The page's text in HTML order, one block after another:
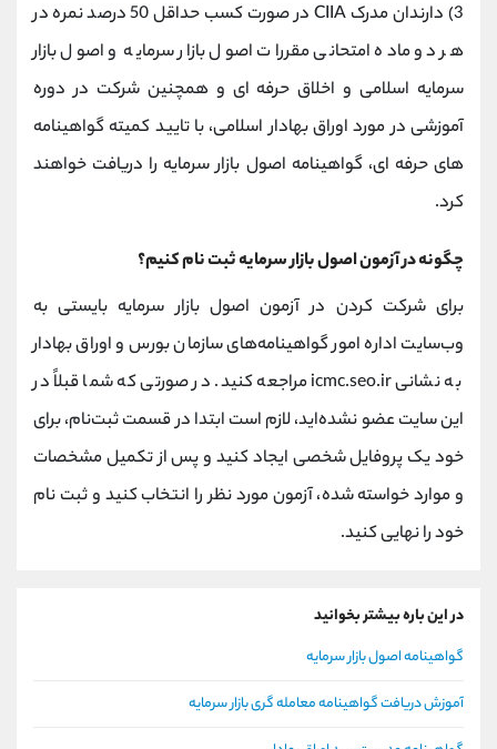
3) دارندان مدرک CIIA در صورت کسب حداقل 50 درصد نمره در
هر دو ماده امتحانی مقررات اصول بازار سرمایه و اصول بازار
سرمایه اسلامی و اخلاق حرفه ای و همچنین شرکت در دوره
آموزشی در مورد اوراق بهادار اسلامی، با تایید کمیته گواهینامه
های حرفه ای، گواهینامه اصول بازار سرمایه را دریافت خواهند
کرد.
چگونه در آزمون اصول بازار سرمایه ثبت نام کنیم؟
برای شرکت کردن در آزمون اصول بازار سرمایه بایستی به
وب‌سایت اداره امور گواهینامه‌های سازمان بورس و اوراق بهادار
به نشانی icmc.seo.ir مراجعه کنید. در صورتی که شما قبلاً در
این سایت عضو نشده‌اید، لازم است ابتدا در قسمت ثبت‌نام، برای
خود یک پروفایل شخصی ایجاد کنید و پس از تکمیل مشخصات
و موارد خواسته شده، آزمون مورد نظر را انتخاب کنید و ثبت نام
خود را نهایی کنید.
در این باره بیشتر بخوانید
گواهینامه اصول بازار سرمایه
آموزش دریافت گواهینامه معامله گری بازار سرمایه